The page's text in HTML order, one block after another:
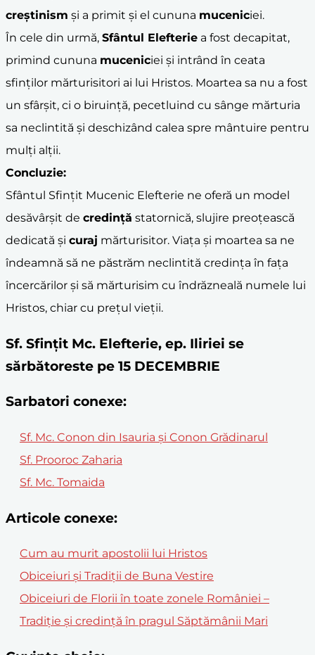
creștinism și a primit și el cununa muceniciei.
În cele din urmă, Sfântul Elefterie a fost decapitat,
primind cununa muceniciei și intrând în ceata
sfinților mărturisitori ai lui Hristos. Moartea sa nu a fost
un sfârșit, ci o biruință, pecetluind cu sânge mărturia
sa neclintită și deschizând calea spre mântuire pentru
mulți alții.
Concluzie:
Sfântul Sfințit Mucenic Elefterie ne oferă un model
desăvârșit de credință statornică, slujire preoțească
dedicată și curaj mărturisitor. Viața și moartea sa ne
îndeamnă să ne păstrăm neclintită credința în fața
încercărilor și să mărturisim cu îndrăzneală numele lui
Hristos, chiar cu prețul vieții.
Sf. Sfințit Mc. Elefterie, ep. Iliriei se
sărbătoreste pe 15 DECEMBRIE
Sarbatori conexe:
Sf. Mc. Conon din Isauria și Conon Grădinarul
Sf. Prooroc Zaharia
Sf. Mc. Tomaida
Articole conexe:
Cum au murit apostolii lui Hristos
Obiceiuri și Tradiții de Buna Vestire
Obiceiuri de Florii în toate zonele României –
Tradiție și credință în pragul Săptămânii Mari